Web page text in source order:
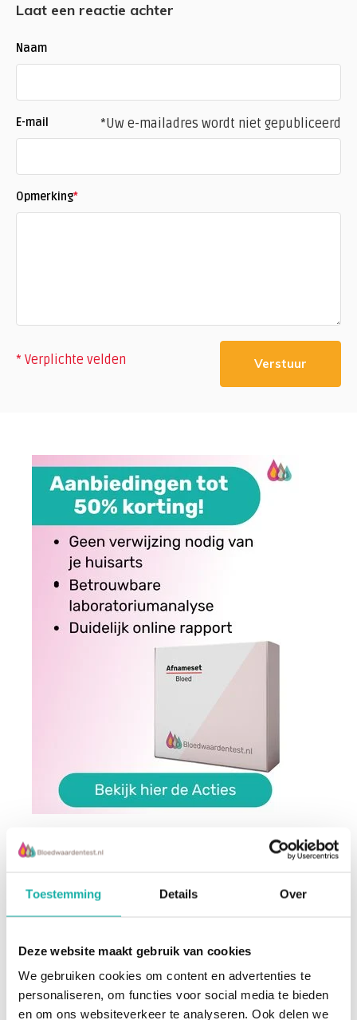
Toestemming Details Over
Deze website maakt gebruik van cookies
We gebruiken cookies om content en advertenties te
personaliseren, om functies voor social media te bieden
en om ons websiteverkeer te analyseren. Ook delen we
Laat een reactie achter
Naam
E-mail *Uw e-mailadres wordt niet gepubliceerd
Opmerking*
* Verplichte velden Verstuur
Medisch Team
Bloedwaardentest
Geschreven op:
11 / 06 / 2025
Leestijd
5 minuten